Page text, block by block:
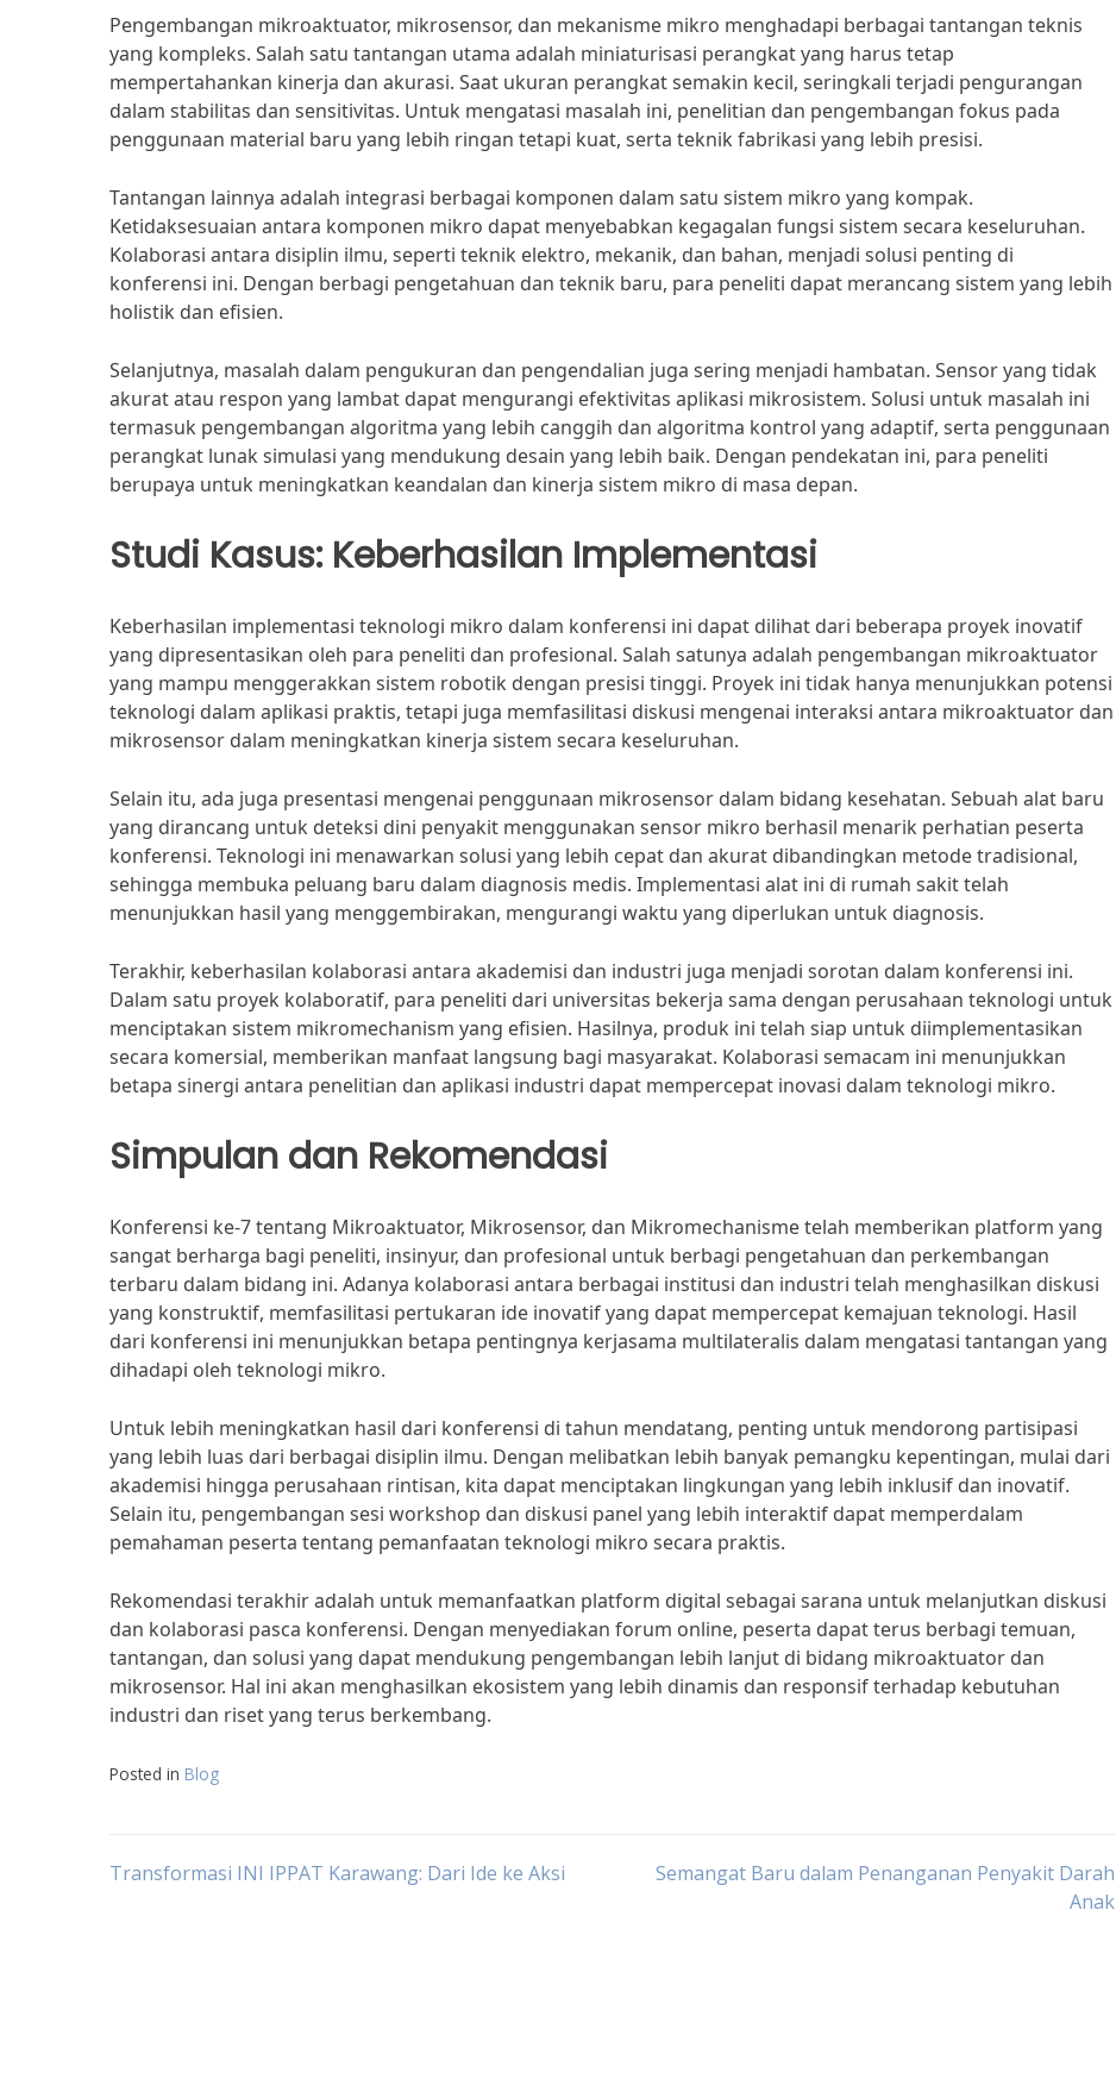
Pengembangan mikroaktuator, mikrosensor, dan mekanisme mikro menghadapi berbagai tantangan teknis
yang kompleks. Salah satu tantangan utama adalah miniaturisasi perangkat yang harus tetap
mempertahankan kinerja dan akurasi. Saat ukuran perangkat semakin kecil, seringkali terjadi pengurangan
dalam stabilitas dan sensitivitas. Untuk mengatasi masalah ini, penelitian dan pengembangan fokus pada
penggunaan material baru yang lebih ringan tetapi kuat, serta teknik fabrikasi yang lebih presisi.
Tantangan lainnya adalah integrasi berbagai komponen dalam satu sistem mikro yang kompak.
Ketidaksesuaian antara komponen mikro dapat menyebabkan kegagalan fungsi sistem secara keseluruhan.
Kolaborasi antara disiplin ilmu, seperti teknik elektro, mekanik, dan bahan, menjadi solusi penting di
konferensi ini. Dengan berbagi pengetahuan dan teknik baru, para peneliti dapat merancang sistem yang lebih
holistik dan efisien.
Selanjutnya, masalah dalam pengukuran dan pengendalian juga sering menjadi hambatan. Sensor yang tidak
akurat atau respon yang lambat dapat mengurangi efektivitas aplikasi mikrosistem. Solusi untuk masalah ini
termasuk pengembangan algoritma yang lebih canggih dan algoritma kontrol yang adaptif, serta penggunaan
perangkat lunak simulasi yang mendukung desain yang lebih baik. Dengan pendekatan ini, para peneliti
berupaya untuk meningkatkan keandalan dan kinerja sistem mikro di masa depan.
Studi Kasus: Keberhasilan Implementasi
Keberhasilan implementasi teknologi mikro dalam konferensi ini dapat dilihat dari beberapa proyek inovatif
yang dipresentasikan oleh para peneliti dan profesional. Salah satunya adalah pengembangan mikroaktuator
yang mampu menggerakkan sistem robotik dengan presisi tinggi. Proyek ini tidak hanya menunjukkan potensi
teknologi dalam aplikasi praktis, tetapi juga memfasilitasi diskusi mengenai interaksi antara mikroaktuator dan
mikrosensor dalam meningkatkan kinerja sistem secara keseluruhan.
Selain itu, ada juga presentasi mengenai penggunaan mikrosensor dalam bidang kesehatan. Sebuah alat baru
yang dirancang untuk deteksi dini penyakit menggunakan sensor mikro berhasil menarik perhatian peserta
konferensi. Teknologi ini menawarkan solusi yang lebih cepat dan akurat dibandingkan metode tradisional,
sehingga membuka peluang baru dalam diagnosis medis. Implementasi alat ini di rumah sakit telah
menunjukkan hasil yang menggembirakan, mengurangi waktu yang diperlukan untuk diagnosis.
Terakhir, keberhasilan kolaborasi antara akademisi dan industri juga menjadi sorotan dalam konferensi ini.
Dalam satu proyek kolaboratif, para peneliti dari universitas bekerja sama dengan perusahaan teknologi untuk
menciptakan sistem mikromechanism yang efisien. Hasilnya, produk ini telah siap untuk diimplementasikan
secara komersial, memberikan manfaat langsung bagi masyarakat. Kolaborasi semacam ini menunjukkan
betapa sinergi antara penelitian dan aplikasi industri dapat mempercepat inovasi dalam teknologi mikro.
Simpulan dan Rekomendasi
Konferensi ke-7 tentang Mikroaktuator, Mikrosensor, dan Mikromechanisme telah memberikan platform yang
sangat berharga bagi peneliti, insinyur, dan profesional untuk berbagi pengetahuan dan perkembangan
terbaru dalam bidang ini. Adanya kolaborasi antara berbagai institusi dan industri telah menghasilkan diskusi
yang konstruktif, memfasilitasi pertukaran ide inovatif yang dapat mempercepat kemajuan teknologi. Hasil
dari konferensi ini menunjukkan betapa pentingnya kerjasama multilateralis dalam mengatasi tantangan yang
dihadapi oleh teknologi mikro.
Untuk lebih meningkatkan hasil dari konferensi di tahun mendatang, penting untuk mendorong partisipasi
yang lebih luas dari berbagai disiplin ilmu. Dengan melibatkan lebih banyak pemangku kepentingan, mulai dari
akademisi hingga perusahaan rintisan, kita dapat menciptakan lingkungan yang lebih inklusif dan inovatif.
Selain itu, pengembangan sesi workshop dan diskusi panel yang lebih interaktif dapat memperdalam
pemahaman peserta tentang pemanfaatan teknologi mikro secara praktis.
Rekomendasi terakhir adalah untuk memanfaatkan platform digital sebagai sarana untuk melanjutkan diskusi
dan kolaborasi pasca konferensi. Dengan menyediakan forum online, peserta dapat terus berbagi temuan,
tantangan, dan solusi yang dapat mendukung pengembangan lebih lanjut di bidang mikroaktuator dan
mikrosensor. Hal ini akan menghasilkan ekosistem yang lebih dinamis dan responsif terhadap kebutuhan
industri dan riset yang terus berkembang.
Posted in Blog
Post
Transformasi INI IPPAT Karawang: Dari Ide ke Aksi
Semangat Baru dalam Penanganan Penyakit Darah
Anak